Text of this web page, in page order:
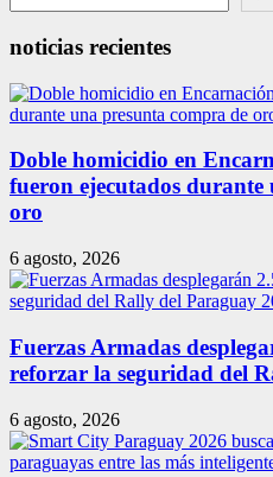
noticias recientes
Doble homicidio en
fueron ejecutados
oro
6 agosto, 2026
Fuerzas Armadas
reforzar la seguridad del
6 agosto, 2026